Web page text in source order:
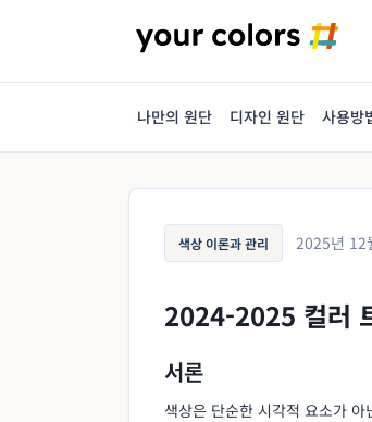
나만의 원단 디자인 원단 사용방
색상 이론과 관리 2025년 12
2024-2025 컬러
서론
색상은 단순한 시각적 요소가